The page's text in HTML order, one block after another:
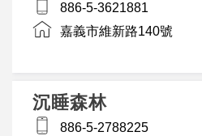
886-5-3621881
嘉義市維新路140號
沉睡森林
886-5-2788225